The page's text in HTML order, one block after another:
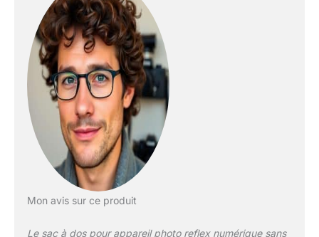
Filter Nest Mini, A7R II
attaché à 16–35 mm f/4,
70–200 mm f/2.8 GM, 90
mm f/2.8 Macro
Construction résistante
aux tempêtes avec
fermetures éclair YKK
AquaGuard et toile de
voile imperméable et
indéchirable Coupe
supérieure : rembourrage
séchage rapide et stries
Mon avis sur ce produit
Le sac à dos pour appareil photo reflex numérique sans